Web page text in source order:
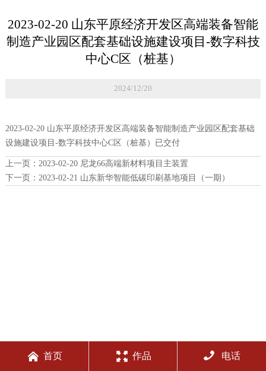
2023-02-20 山东平原经济开发区高端装备智能
制造产业园区配套基础设施建设项目-数字科技
中心C区（桩基）
2024/12/20
2023-02-20 山东平原经济开发区高端装备智能制造产业园区配套基础
设施建设项目-数字科技中心C区（桩基）已交付
上一页： 2023-02-20 尼龙66高端新材料项目主装置
下一页： 2023-02-21 山东新华智能低碳印刷基地项目（一期）
 首页  作品  电话